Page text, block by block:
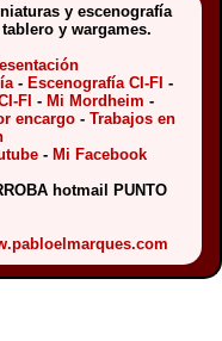
y escenografía
y wargames.
- Escenografía CI-FI -
FI - Mi Mordheim -
encargo - Trabajos en
- Mi Facebook
hotmail PUNTO